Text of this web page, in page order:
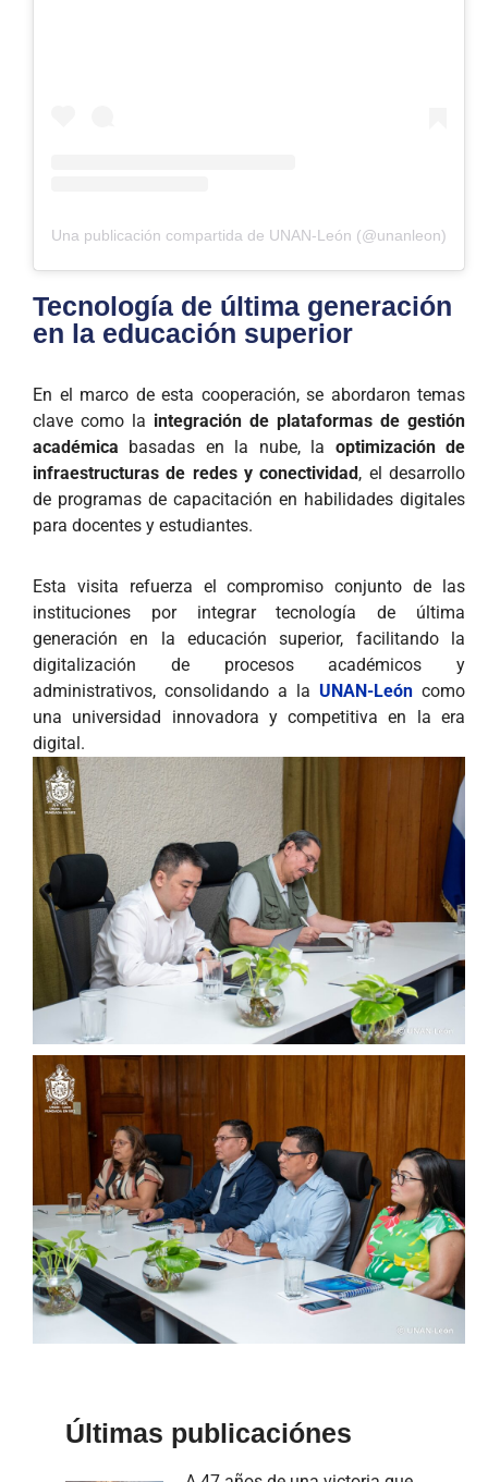
Una publicación compartida de UNAN-León (@unanleon)
Tecnología de última generación
en la educación superior
En el marco de esta cooperación, se abordaron temas
clave como la integración de plataformas de gestión
académica basadas en la nube, la optimización de
infraestructuras de redes y conectividad, el desarrollo
de programas de capacitación en habilidades digitales
para docentes y estudiantes.
Esta visita refuerza el compromiso conjunto de las
instituciones por integrar tecnología de última
generación en la educación superior, facilitando la
digitalización de procesos académicos y
administrativos, consolidando a la UNAN-León como
una universidad innovadora y competitiva en la era
digital.
Últimas publicaciónes